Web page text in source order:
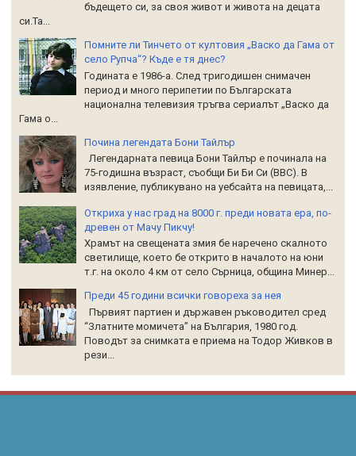
бъдещето си, за своя живот и живота на децата
си.Та...
Помните ли Тинчето от култовия „Васко да Гама от
село Рупча“? Къде е тя днес?
Годината е 1986-а. След тригодишен снимачен
период и много перипетии по Българската
национална телевизия тръгва сериалът „Васко да
Гама о...
Почина легендата Бони Тайлър
Легендарната певица Бони Тайлър е починала на
75-годишна възраст, съобщи Би Би Си (BBC). В
изявление, публикувано на уебсайта на певицата,...
Откриха у нас град на 8000 г. преди новата ера, по-
древен от Мачу Пикчу!
Храмът на свещената змия бе наречено скалното
светилище, което бе открито в началото на юни
т.г. на около 4 км от село Сърница, община Минер...
Преди 45 години всички говореха за нея
Първият партиен и държавен ръководител сред
“Златните момичета” на България, 1980 год.
Поводът за снимката е приема на Тодор Живков в
рези...